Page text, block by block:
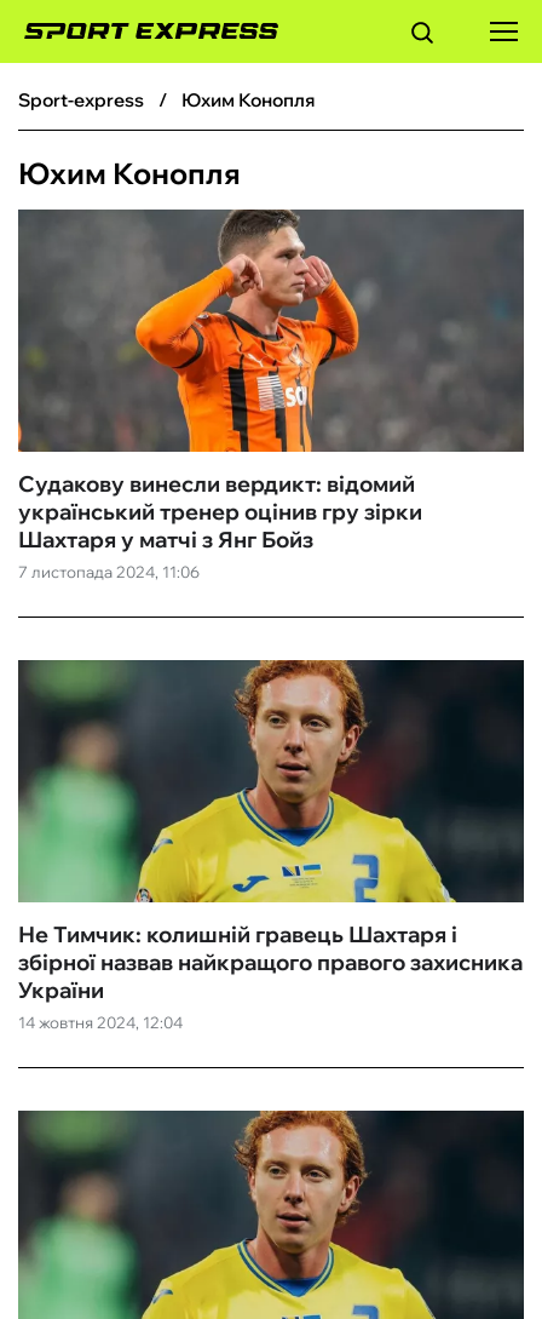
ФУТБОЛ
ТЕНІС
КІБЕРСПОРТ
ЧС-2026
ФУТЗАЛ
ІНШІ
БУКМЕКЕРИ
sport-express Юхим Конопля
Юхим Конопля
7 листопада 2024, 11:06
Судакову винесли вердикт: відомий
український тренер оцінив гру зірки
Шахтаря у матчі з Янг Бойз
14 жовтня 2024, 12:04
Не Тимчик: колишній гравець Шахтаря і
збірної назвав найкращого правого захисника
України